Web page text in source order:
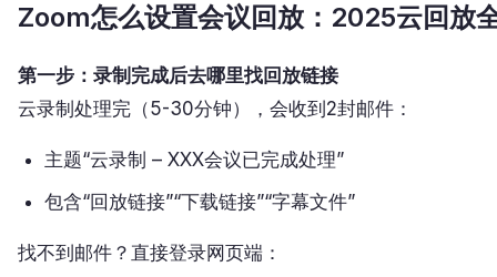
Zoom怎么设置会议回放：2025云回放
第一步：录制完成后去哪里找回放链接
云录制处理完（5-30分钟），会收到2封邮件：
主题“云录制 – XXX会议已完成处理”
包含“回放链接”“下载链接”“字幕文件”
找不到邮件？直接登录网页端：